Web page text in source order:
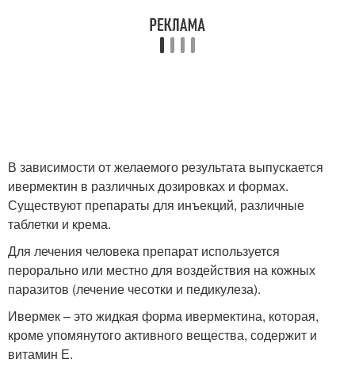
В зависимости от желаемого результата выпускается
ивермектин в различных дозировках и формах.
Существуют препараты для инъекций, различные
таблетки и крема.
Для лечения человека препарат используется
перорально или местно для воздействия на кожных
паразитов (лечение чесотки и педикулеза).
Ивермек – это жидкая форма ивермектина, которая,
кроме упомянутого активного вещества, содержит и
витамин Е.